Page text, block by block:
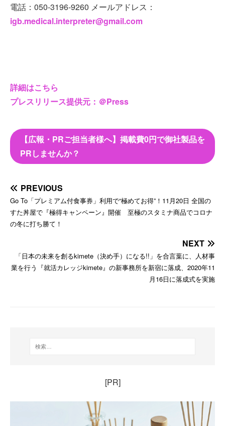
電話：050-3196-9260 メールアドレス：
igb.medical.interpreter@gmail.com
詳細はこちら
プレスリリース提供元：＠Press
【広報・PRご担当者様へ】掲載費0円で御社製品を
PRしませんか？
PREVIOUS
Go To「プレミアム付食事券」利用で“極めてお得”！11月20日 全国の
すた丼屋で『極得キャンペーン』開催 至極のスタミナ商品でコロナ
の冬に打ち勝て！
NEXT
「日本の未来を創るkimete（決め⼿）になる!!」を合言葉に、人材事
業を行う『就活カレッジkimete』の新事務所を新宿に落成、2020年11
月16日に落成式を実施
[PR]